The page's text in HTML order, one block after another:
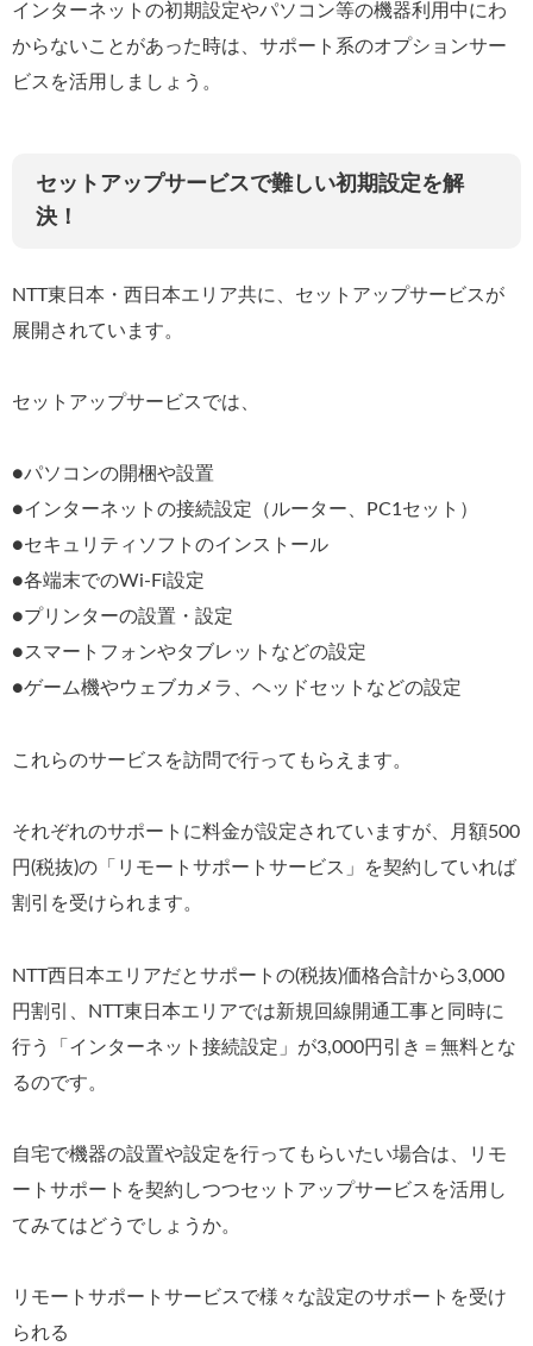
インターネットの初期設定やパソコン等の機器利用中にわ
からないことがあった時は、サポート系のオプションサー
ビスを活用しましょう。
セットアップサービスで難しい初期設定を解
決！
NTT東日本・西日本エリア共に、セットアップサービスが
展開されています。
セットアップサービスでは、
●パソコンの開梱や設置
●インターネットの接続設定（ルーター、PC1セット）
●セキュリティソフトのインストール
●各端末でのWi-Fi設定
●プリンターの設置・設定
●スマートフォンやタブレットなどの設定
●ゲーム機やウェブカメラ、ヘッドセットなどの設定
これらのサービスを訪問で行ってもらえます。
それぞれのサポートに料金が設定されていますが、月額500
円(税抜)の「リモートサポートサービス」を契約していれば
割引を受けられます。
NTT西日本エリアだとサポートの(税抜)価格合計から3,000
円割引、NTT東日本エリアでは新規回線開通工事と同時に
行う「インターネット接続設定」が3,000円引き＝無料とな
るのです。
自宅で機器の設置や設定を行ってもらいたい場合は、リモ
ートサポートを契約しつつセットアップサービスを活用し
てみてはどうでしょうか。
リモートサポートサービスで様々な設定のサポートを受け
られる